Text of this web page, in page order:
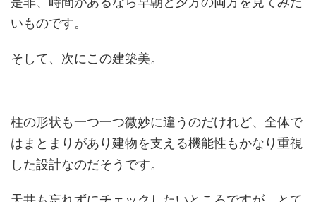
いものです。
そして、次にこの建築美。
柱の形状も一つ一つ微妙に違うのだけれど、全体で
はまとまりがあり建物を支える機能性もかなり重視
した設計なのだそうです。